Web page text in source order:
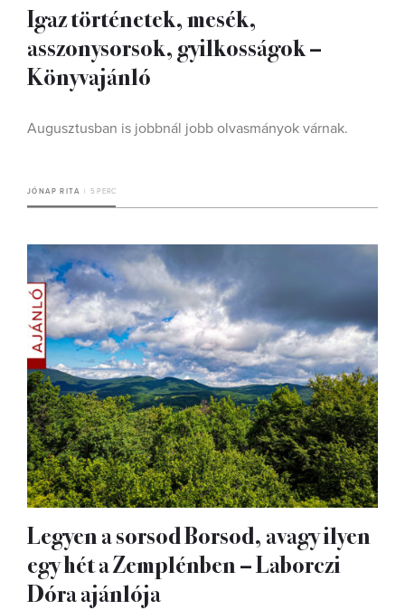
Igaz történetek, mesék,
asszonysorsok, gyilkosságok –
Könyvajánló
Augusztusban is jobbnál jobb olvasmányok várnak.
JÓNAP RITA 5 PERC
Legyen a sorsod Borsod, avagy ilyen
egy hét a Zemplénben – Laborczi
Dóra ajánlója